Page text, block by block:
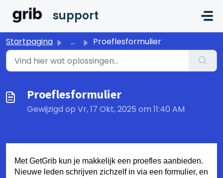
support
Startpagina ... Proeflesformulier
Proeflesformulier
Gewijzigd op Vr, 17 Okt, 2025 om 11:40 AM
Met GetGrib kun je makkelijk een proefles aanbieden.
Nieuwe leden schrijven zichzelf in via een formulier, en